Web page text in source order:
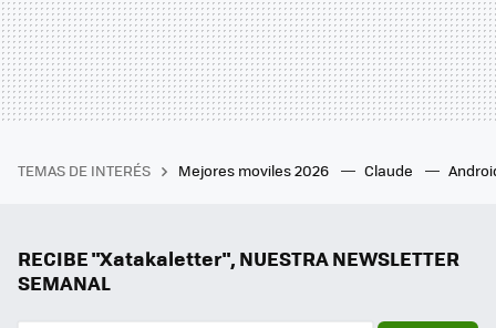
TEMAS DE INTERÉS Mejores moviles 2026 Claude
RECIBE "Xatakaletter", NUESTRA NEWSLETTER
SEMANAL